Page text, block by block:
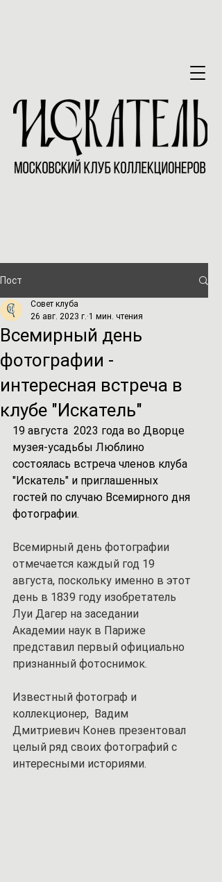
Пост
Всемирный день
фотографии -
интересная встреча в
клубе "Искатель"
Совет клуба
26 авг. 2023 г. 1 мин. чтения
19 августа  2023 года во Дворце
музея-усадьбы Люблино
состоялась встреча членов клуба
"Искатель" и приглашенных
гостей по случаю Всемирного дня
фотографии.
Всемирный день фотографии
отмечается каждый год 19
августа, поскольку именно в этот
день в 1839 году изобретатель
Луи Дагер на заседании
Академии наук в Париже
представил первый официально
признанный фотоснимок.
Известный фотограф и
коллекционер,  Вадим
Дмитриевич Конев презентовал
целый ряд своих фотографий с
интересными историями.